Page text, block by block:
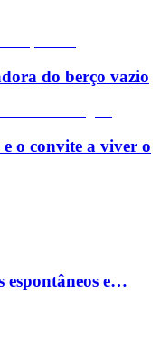
do berço vazio
o convite a viver o
espontâneos e…